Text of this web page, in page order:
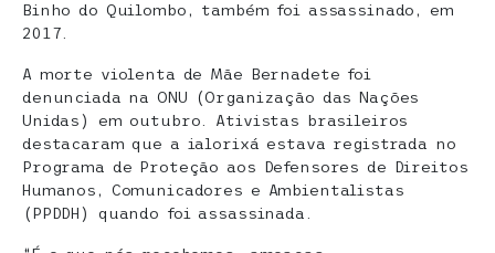
Binho do Quilombo, também foi assassinado, em
2017.
A morte violenta de Mãe Bernadete foi
denunciada na ONU (Organização das Nações
Unidas) em outubro. Ativistas brasileiros
destacaram que a ialorixá estava registrada no
Programa de Proteção aos Defensores de Direitos
Humanos, Comunicadores e Ambientalistas
(PPDDH) quando foi assassinada.